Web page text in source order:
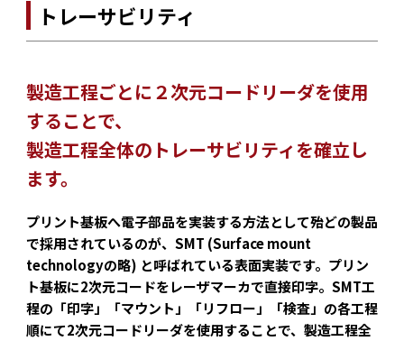
トレーサビリティ
製造工程ごとに２次元コードリーダを使用
することで、
製造工程全体のトレーサビリティを確立し
ます。
プリント基板へ電子部品を実装する方法として殆どの製品
で採用されているのが、SMT (Surface mount
technologyの略) と呼ばれている表面実装です。プリン
ト基板に2次元コードをレーザマーカで直接印字。SMT工
程の「印字」「マウント」「リフロー」「検査」の各工程
順にて2次元コードリーダを使用することで、製造工程全